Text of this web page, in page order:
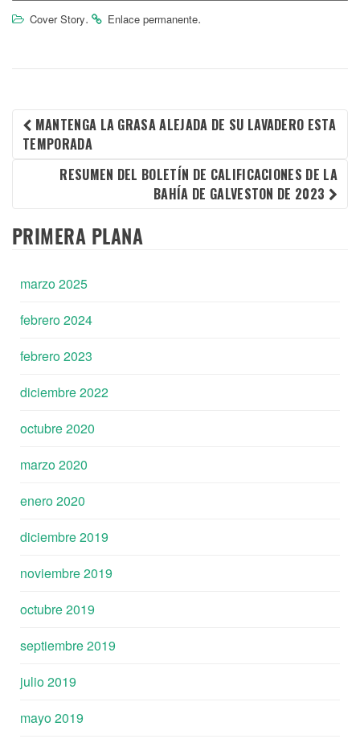
Cover Story. Enlace permanente.
NAVEGACIÓN
ENTRADA
MANTENGA LA GRASA ALEJADA DE SU LAVADERO ESTA
TEMPORADA
RESUMEN DEL BOLETÍN DE CALIFICACIONES DE LA
BAHÍA DE GALVESTON DE 2023
PRIMERA PLANA
marzo 2025
febrero 2024
febrero 2023
diciembre 2022
octubre 2020
marzo 2020
enero 2020
diciembre 2019
noviembre 2019
octubre 2019
septiembre 2019
julio 2019
mayo 2019